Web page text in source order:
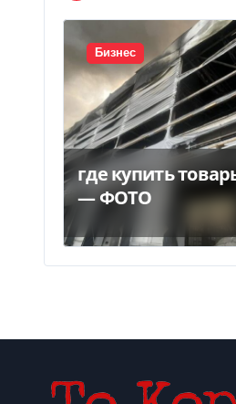
Бизнес
где купить
— ФОТО